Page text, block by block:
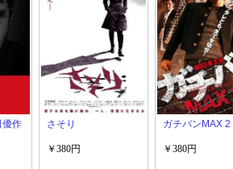
優作 さそり
￥380円
ガチバンMAX 2
￥380円